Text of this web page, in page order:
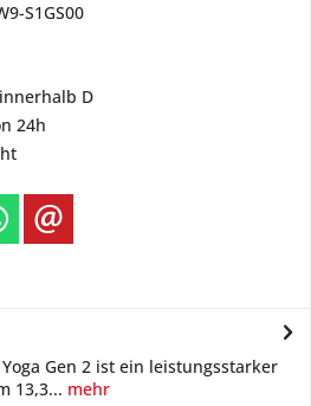
S1GS00
D
24h
Gen 2 ist ein leistungsstarker
13,3... mehr